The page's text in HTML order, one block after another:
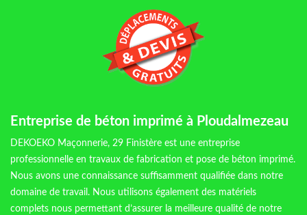
Entreprise de béton imprimé à Ploudalmezeau
DEKOEKO Maçonnerie, 29 Finistère est une entreprise
professionnelle en travaux de fabrication et pose de béton imprimé.
Nous avons une connaissance suffisamment qualifiée dans notre
domaine de travail. Nous utilisons également des matériels
complets nous permettant d’assurer la meilleure qualité de notre